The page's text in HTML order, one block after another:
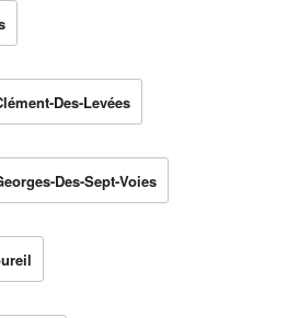
Des-Levées
Des-Sept-Voies